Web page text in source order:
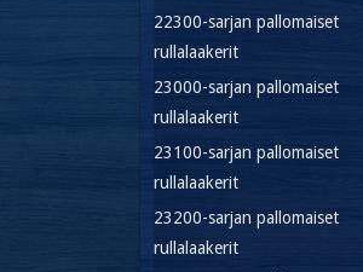
22300-sarjan pallomaiset
rullalaakerit
23000-sarjan pallomaiset
rullalaakerit
23100-sarjan pallomaiset
rullalaakerit
23200-sarjan pallomaiset
rullalaakerit